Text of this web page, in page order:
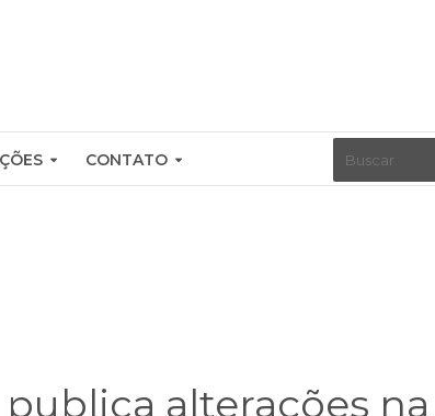
CONTATO
alterações na